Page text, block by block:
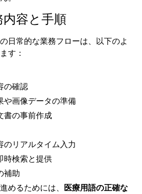
容と手順
日常的な業務フローは、以下のよ
す：
の確認
や画像データの準備
書の事前作成
のリアルタイム入力
時検索と提供
補助
めるためには、 医療用語の正確な